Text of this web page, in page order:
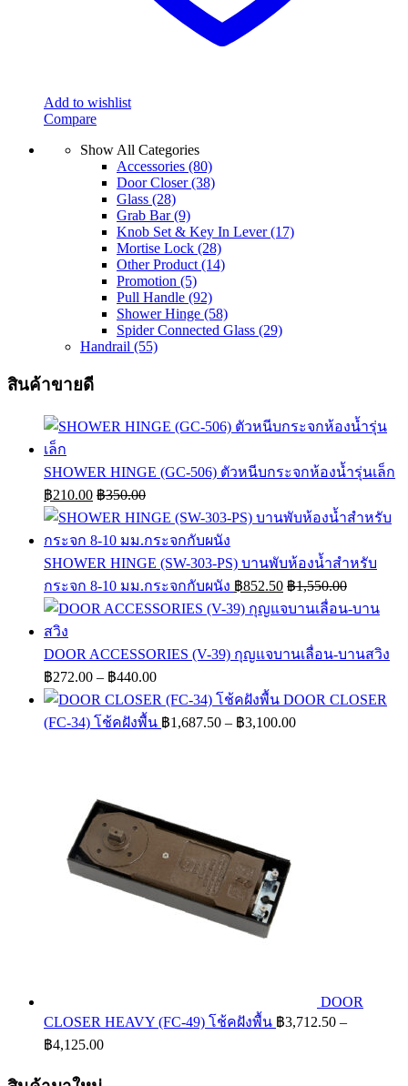
Add to wishlist
Compare
Show All Categories
Accessories (80)
Door Closer(38)
Glass (28)
Grab Bar(9)
Knob Set & Key In Lever(17)
Mortise Lock (28)
Other Product (14)
Promotion (5)
Pull Handle (92)
Shower Hinge (58)
Spider Connected Glass (29)
Handrail (55)
สินค้าขายดี
SHOWER HINGE (GC-506) ตัวหนีบกระจกห้องน้ำรุ่นเล็ก
฿210.00 ฿350.00
SHOWER HINGE (SW-303-PS) บานพับห้องน้ำสำหรับ
กระจก 8-10 มม.กระจกกับผนัง ฿852.50 ฿1,550.00
DOOR ACCESSORIES (V-39) กุญแจบานเลื่อน-บานสวิง
฿272.00 – ฿440.00Price
฿272.00
through
DOOR CLOSER
(FC-34) โช้คฝังพื้น ฿1,687.50 – ฿3,100.00Price
DOOR
CLOSER HEAVY (FC-49) โช้คฝังพื้น ฿3,712.50 –
฿4,125.00Price